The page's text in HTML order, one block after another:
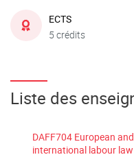
ECTS
5 crédits
Liste des
DAFF704 European and
international labour law